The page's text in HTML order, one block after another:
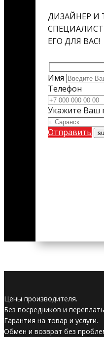
ДИЗАЙНЕР И
ЕГО ДЛЯ ВАС!
Имя
Телефон
Укажите Ваш
Отправить
Цены производителя.
Без посредников и
Гарантия на товар и услуги.
Обмен и возврат без